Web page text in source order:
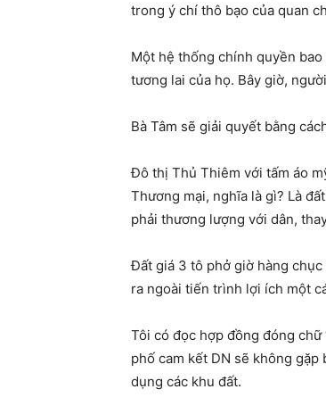
trong ý chí thô bạo của quan
Một hệ thống chính quyền
tương lai của họ. Bây giờ,
Bà Tâm sẽ giải quyết bằng
Đô thị Thủ Thiêm với tấm áo
Thương mại, nghĩa là gì? Là
phải thương lượng với dân,
Đất giá 3 tô phở giờ hàng
ra ngoài tiến trình lợi ích một
Tôi có đọc hợp đồng đóng chữ
phố cam kết DN sẽ không
dụng các khu đất.